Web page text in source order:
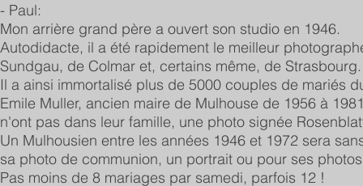
- Paul:
Mon arrière grand père a ouvert son studio en 1946.
Autodidacte, il a été rapidement le meilleur
Sundgau, de Colmar et, certains même, de Strasbourg.
Il a ainsi immortalisé plus de 5000 couples de mariés
Emile Muller, ancien maire de Mulhouse de 1956 à
n'ont pas dans leur famille, une photo signée
Un Mulhousien entre les années 1946 et 1972 sera
sa photo de communion, un portrait ou pour ses
Pas moins de 8 mariages par samedi, parfois 12 !